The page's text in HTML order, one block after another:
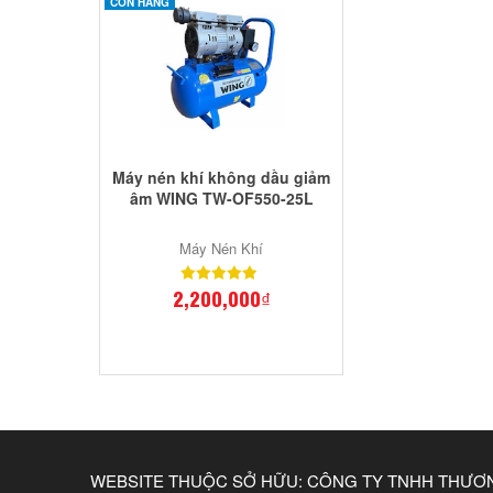
Máy nén khí không dầu giảm
âm WING TW-OF550-25L
Máy Nén Khí
2,200,000₫
WEBSITE THUỘC SỞ HỮU: CÔNG TY TNHH